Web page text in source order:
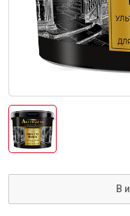
В
Герметики
Клеи, жидкие
Обои
Ещё 5
Водоснабжение и